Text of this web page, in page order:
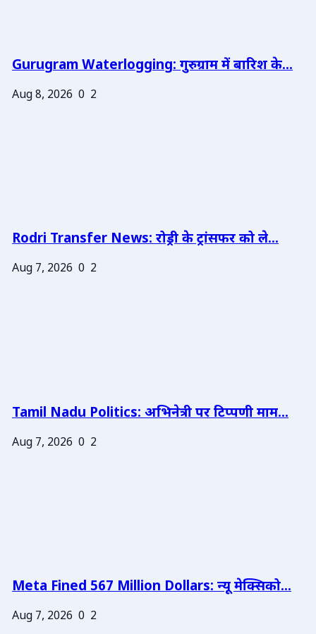
Gurugram Waterlogging: गुरुग्राम में बारिश के...
Aug 8, 2026 0 2
Rodri Transfer News: रोड्री के ट्रांसफर को ले...
Aug 7, 2026 0 2
Tamil Nadu Politics: अभिनेत्री पर टिप्पणी माम...
Aug 7, 2026 0 2
Meta Fined 567 Million Dollars: न्यू मेक्सिको...
Aug 7, 2026 0 2